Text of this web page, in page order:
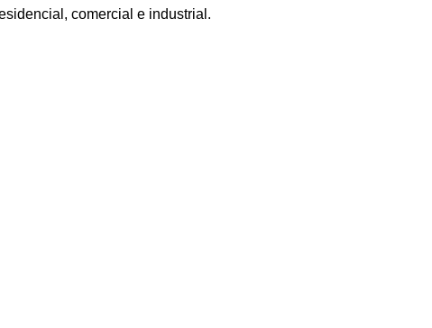
comercial e industrial.